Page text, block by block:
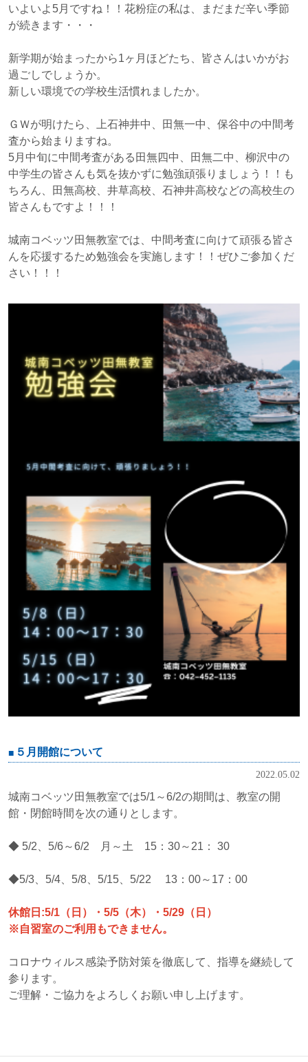
いよいよ5月ですね！！花粉症の私は、まだまだ辛い季節
が続きます・・・
新学期が始まったから1ヶ月ほどたち、皆さんはいかがお
過ごしでしょうか。
新しい環境での学校生活慣れましたか。
ＧＷが明けたら、上石神井中、田無一中、保谷中の中間考
査から始まりますね。
5月中旬に中間考査がある田無四中、田無二中、柳沢中の
中学生の皆さんも気を抜かずに勉強頑張りましょう！！も
ちろん、田無高校、井草高校、石神井高校などの高校生の
皆さんもですよ！！！
城南コベッツ田無教室では、中間考査に向けて頑張る皆さ
んを応援するため勉強会を実施します！！ぜひご参加くだ
さい！！！
５月開館について
2022.05.02
城南コベッツ田無教室では5/1～6/2の期間は、教室の開
館・閉館時間を次の通りとします。
◆ 5/2、5/6～6/2 月～土 15：30～21： 30
◆5/3、5/4、5/8、5/15、5/22 13：00～17：00
休館日:5/1（日）・5/5（木）・5/29（日）
※自習室のご利用もできません。
コロナウィルス感染予防対策を徹底して、指導を継続して
参ります。
ご理解・ご協力をよろしくお願い申し上げます。